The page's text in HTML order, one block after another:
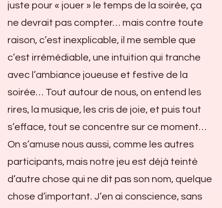
juste pour « jouer » le temps de la soirée, ça
ne devrait pas compter… mais contre toute
raison, c’est inexplicable, il me semble que
c’est irrémédiable, une intuition qui tranche
avec l’ambiance joueuse et festive de la
soirée… Tout autour de nous, on entend les
rires, la musique, les cris de joie, et puis tout
s’efface, tout se concentre sur ce moment…
On s’amuse nous aussi, comme les autres
participants, mais notre jeu est déjà teinté
d’autre chose qui ne dit pas son nom, quelque
chose d’important. J’en ai conscience, sans